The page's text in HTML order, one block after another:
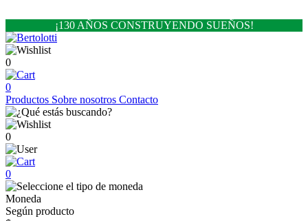
¡130 AÑOS CONSTRUYENDO SUEÑOS!
0
0
Productos Sobre nosotros Contacto
0
0
Moneda
Según producto